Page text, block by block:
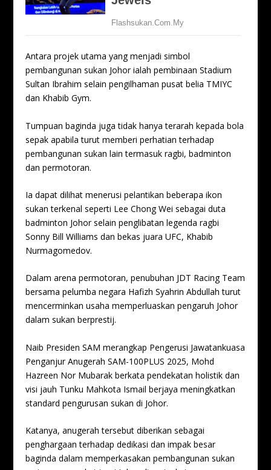
Antara projek utama yang menjadi simbol
pembangunan sukan Johor ialah pembinaan Stadium
Sultan Ibrahim selain pengilhaman pusat belia TMIYC
dan Khabib Gym.
Tumpuan baginda juga tidak hanya terarah kepada bola
sepak apabila turut memberi perhatian terhadap
pembangunan sukan lain termasuk ragbi, badminton
dan permotoran.
Ia dapat dilihat menerusi pelantikan beberapa ikon
sukan terkenal seperti Lee Chong Wei sebagai duta
badminton Johor selain penglibatan legenda ragbi
Sonny Bill Williams dan bekas juara UFC, Khabib
Nurmagomedov.
Dalam arena permotoran, penubuhan JDT Racing Team
bersama pelumba negara Hafizh Syahrin Abdullah turut
mencerminkan usaha memperluaskan pengaruh Johor
dalam sukan berprestij.
Naib Presiden SAM merangkap Pengerusi Jawatankuasa
Penganjur Anugerah SAM-100PLUS 2025, Mohd
Hazreen Nor Mubarak berkata pendekatan holistik dan
visi jauh Tunku Mahkota Ismail berjaya meningkatkan
standard pengurusan sukan di Johor.
Katanya, anugerah tersebut diberikan sebagai
penghargaan terhadap dedikasi dan impak besar
baginda dalam memperkasakan pembangunan sukan